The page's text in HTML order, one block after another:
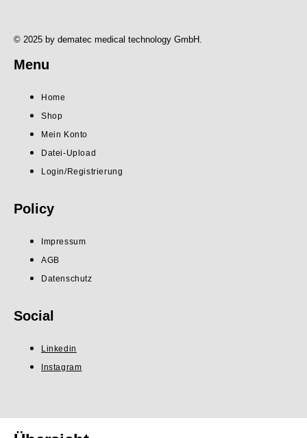
© 2025 by dematec medical technology GmbH.
Menu
Home
Shop
Mein Konto
Datei-Upload
Login/Registrierung
Policy
Impressum
AGB
Datenschutz
Social
Linkedin
Instagram